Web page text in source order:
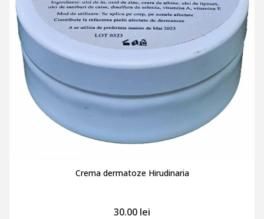
Crema dermatoze Hirudinaria
30.00 lei